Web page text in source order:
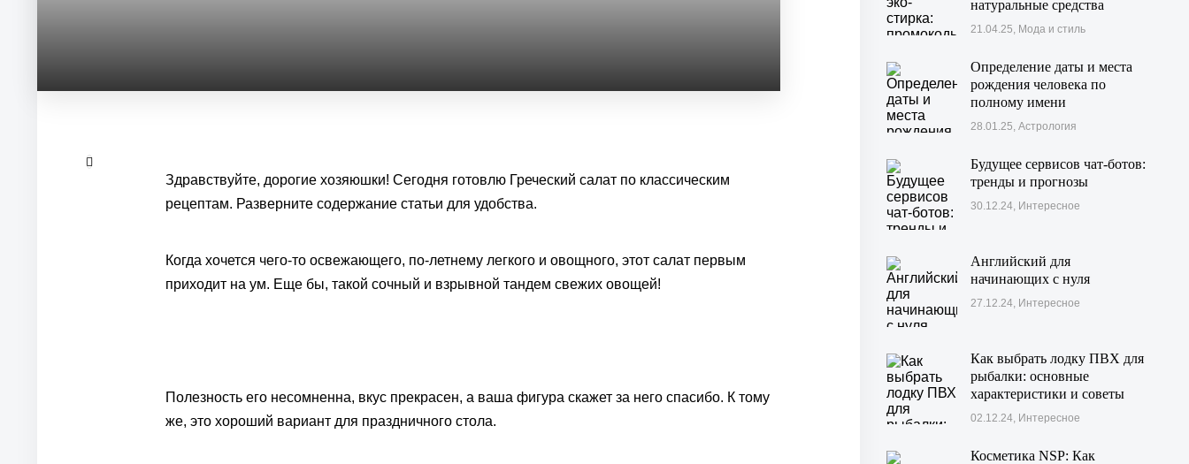
Здравствуйте, дорогие хозяюшки! Сегодня готовлю Греческий салат по классическим
рецептам. Разверните содержание статьи для удобства.
Когда хочется чего-то освежающего, по-летнему легкого и овощного, этот салат первым
приходит на ум. Еще бы, такой сочный и взрывной тандем свежих овощей!
Полезность его несомненна, вкус прекрасен, а ваша фигура скажет за него спасибо. К тому
же, это хороший вариант для праздничного стола.
натуральные средства
21.04.25, Мода и стиль
Определение даты и места
рождения человека по
полному имени
28.01.25, Астрология
Будущее сервисов чат-ботов:
тренды и прогнозы
30.12.24, Интересное
Английский для
начинающих с нуля
27.12.24, Интересное
Как выбрать лодку ПВХ для
рыбалки: основные
характеристики и советы
02.12.24, Интересное
Косметика NSP: Как